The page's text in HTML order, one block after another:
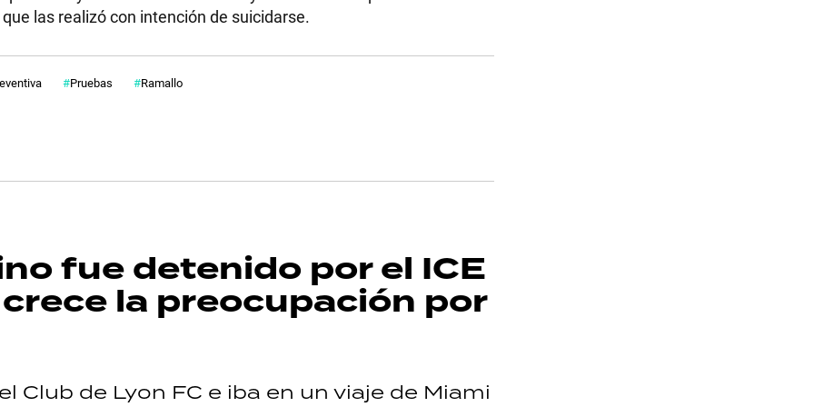
las realizó con intención de suicidarse.
Pruebas Ramallo
fue detenido por el ICE
la preocupación por
Club de Lyon FC e iba en un viaje de Miami